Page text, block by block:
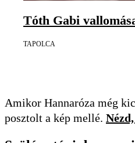
Tóth Gabi
TAPOLCA
Amikor Hannaróza még
posztolt a kép mellé.